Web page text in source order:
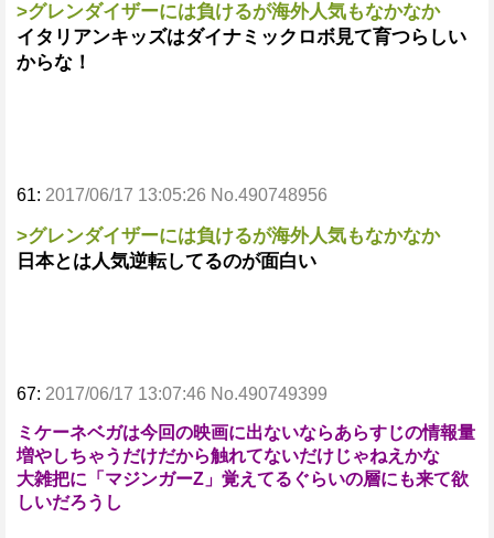
>グレンダイザーには負けるが海外人気もなかなか
イタリアンキッズはダイナミックロボ見て育つらしい
からな！
61: 2017/06/17 13:05:26 No.490748956
>グレンダイザーには負けるが海外人気もなかなか
日本とは人気逆転してるのが面白い
67: 2017/06/17 13:07:46 No.490749399
ミケーネベガは今回の映画に出ないならあらすじの情報量
増やしちゃうだけだから触れてないだけじゃねえかな
大雑把に「マジンガーZ」覚えてるぐらいの層にも来て欲
しいだろうし